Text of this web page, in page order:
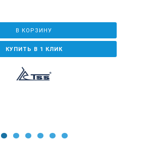
В КОРЗИНУ
КУПИТЬ В 1 КЛИК